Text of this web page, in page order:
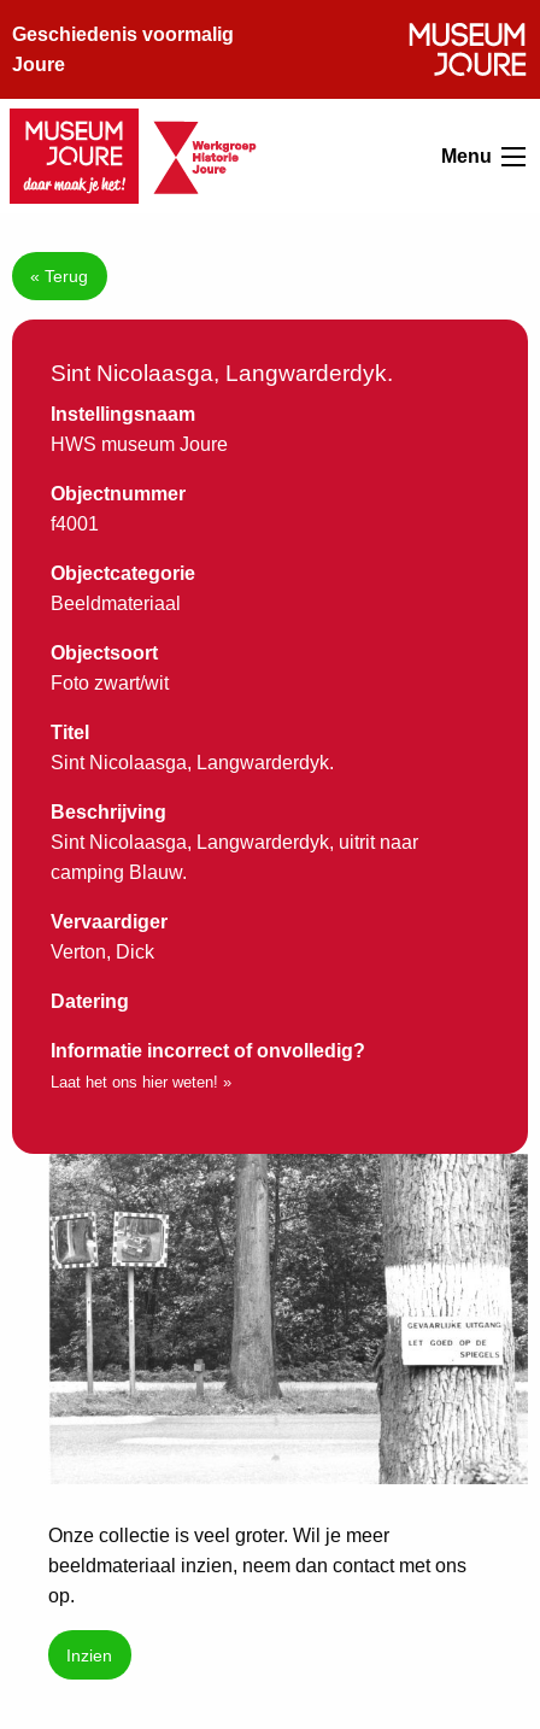
Geschiedenis voormalig
Joure
Menu
« Terug
Sint Nicolaasga, Langwarderdyk.
Instellingsnaam
HWS museum Joure
Objectnummer
f4001
Objectcategorie
Beeldmateriaal
Objectsoort
Foto zwart/wit
Titel
Sint Nicolaasga, Langwarderdyk.
Beschrijving
Sint Nicolaasga, Langwarderdyk, uitrit naar
camping Blauw.
Vervaardiger
Verton, Dick
Datering
Informatie incorrect of onvolledig?
Laat het ons hier weten! »
Onze collectie is veel groter. Wil je meer
beeldmateriaal inzien, neem dan contact met ons
op.
Inzien